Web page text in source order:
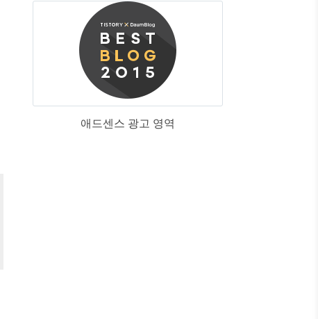
애드센스 광고 영역